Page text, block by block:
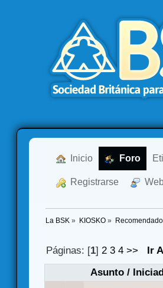
Inicio Foro
Registrarse
La BSK » KIOSKO»
Páginas: [1]2 3 4 >>
Ir
Asunto/